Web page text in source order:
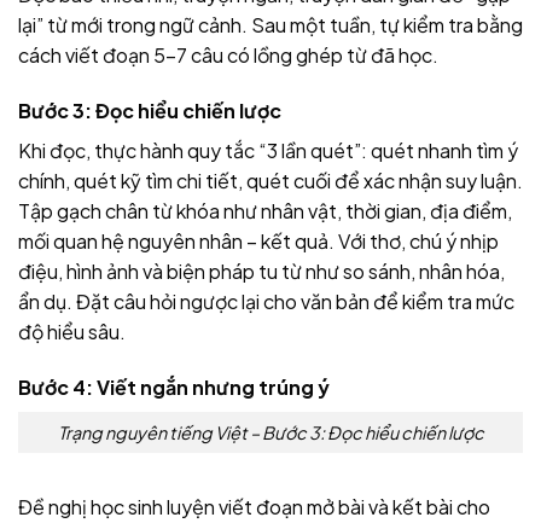
lại” từ mới trong ngữ cảnh. Sau một tuần, tự kiểm tra bằng
cách viết đoạn 5–7 câu có lồng ghép từ đã học.
Bước 3: Đọc hiểu chiến lược
Khi đọc, thực hành quy tắc “3 lần quét”: quét nhanh tìm ý
chính, quét kỹ tìm chi tiết, quét cuối để xác nhận suy luận.
Tập gạch chân từ khóa như nhân vật, thời gian, địa điểm,
mối quan hệ nguyên nhân – kết quả. Với thơ, chú ý nhịp
điệu, hình ảnh và biện pháp tu từ như so sánh, nhân hóa,
ẩn dụ. Đặt câu hỏi ngược lại cho văn bản để kiểm tra mức
độ hiểu sâu.
Bước 4: Viết ngắn nhưng trúng ý
Trạng nguyên tiếng Việt – Bước 3: Đọc hiểu chiến lược
Đề nghị học sinh luyện viết đoạn mở bài và kết bài cho